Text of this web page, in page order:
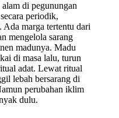
di pegunungan
periodik,
marga tertentu dari
mengelola sarang
madunya. Madu
di masa lalu, turun
adat. Lewat ritual
lebah bersarang di
perubahan iklim
dulu.